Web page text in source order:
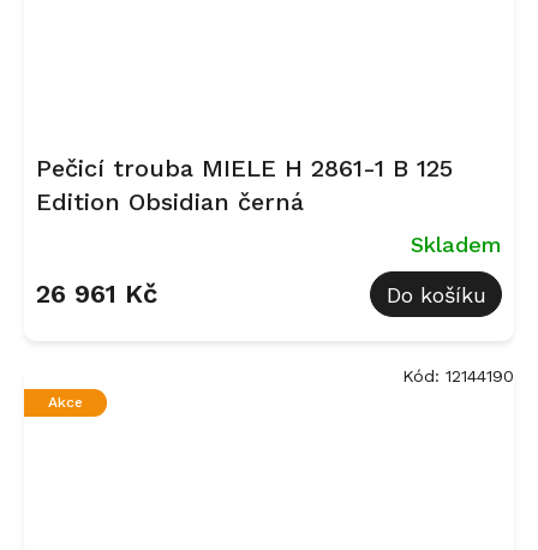
Pečicí trouba MIELE H 2861-1 B 125
Edition Obsidian černá
Skladem
26 961 Kč Do košíku
Akce
Kód: 12144190